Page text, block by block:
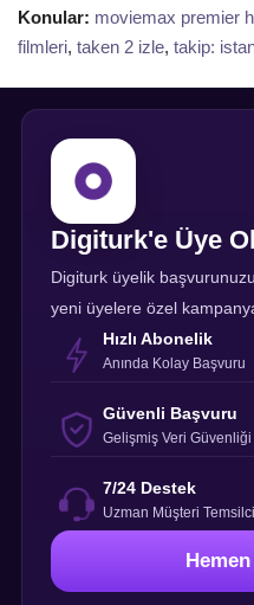
Konular: moviemax premier
filmleri, taken 2 izle, takip:
Digiturk'e Üye Ol
Digiturk üyelik
yeni üyelere özel
Hızlı Abonelik
Anında Kolay Başvuru
Güvenli Başvuru
Gelişmiş Veri Güvenliği
7/24 Destek
Uzman Müşteri